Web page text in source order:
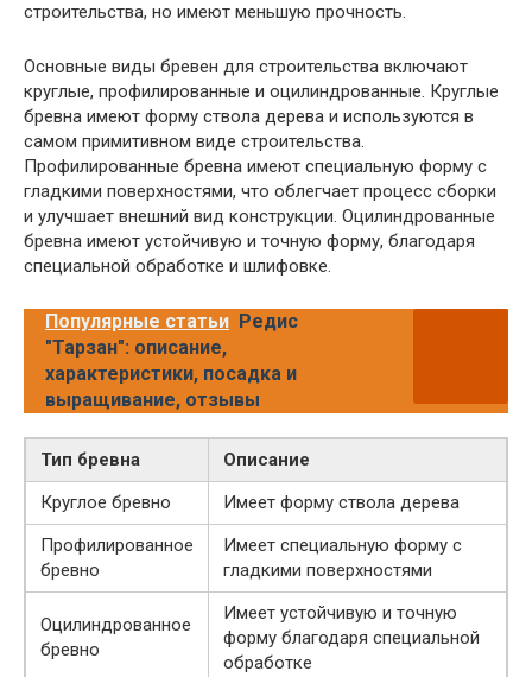
строительства, но имеют меньшую прочность.
Основные виды бревен для строительства включают
круглые, профилированные и оцилиндрованные. Круглые
бревна имеют форму ствола дерева и используются в
самом примитивном виде строительства.
Профилированные бревна имеют специальную форму с
гладкими поверхностями, что облегчает процесс сборки
и улучшает внешний вид конструкции. Оцилиндрованные
бревна имеют устойчивую и точную форму, благодаря
специальной обработке и шлифовке.
Популярные статьи Редис
"Тарзан": описание,
характеристики, посадка и
выращивание, отзывы
Тип бревна
Описание
Круглое бревно
Имеет форму ствола дерева
Профилированное
бревно
Имеет специальную форму с
гладкими поверхностями
Оцилиндрованное
бревно
Имеет устойчивую и точную
форму благодаря специальной
обработке